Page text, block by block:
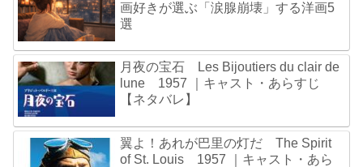
画好きが選ぶ「涙腺崩壊」する洋画5
選
月夜の宝石 Les Bijoutiers du clair de
lune 1957 ｜キャスト・あらすじ
【ネタバレ】
翼よ！あれが巴里の灯だ The Spirit
of St. Louis 1957 ｜キャスト・あら